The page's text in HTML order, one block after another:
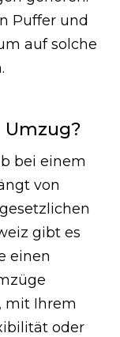
Puffer und
auf solche
bei einem
von
gibt es
einen
mit Ihrem
oder